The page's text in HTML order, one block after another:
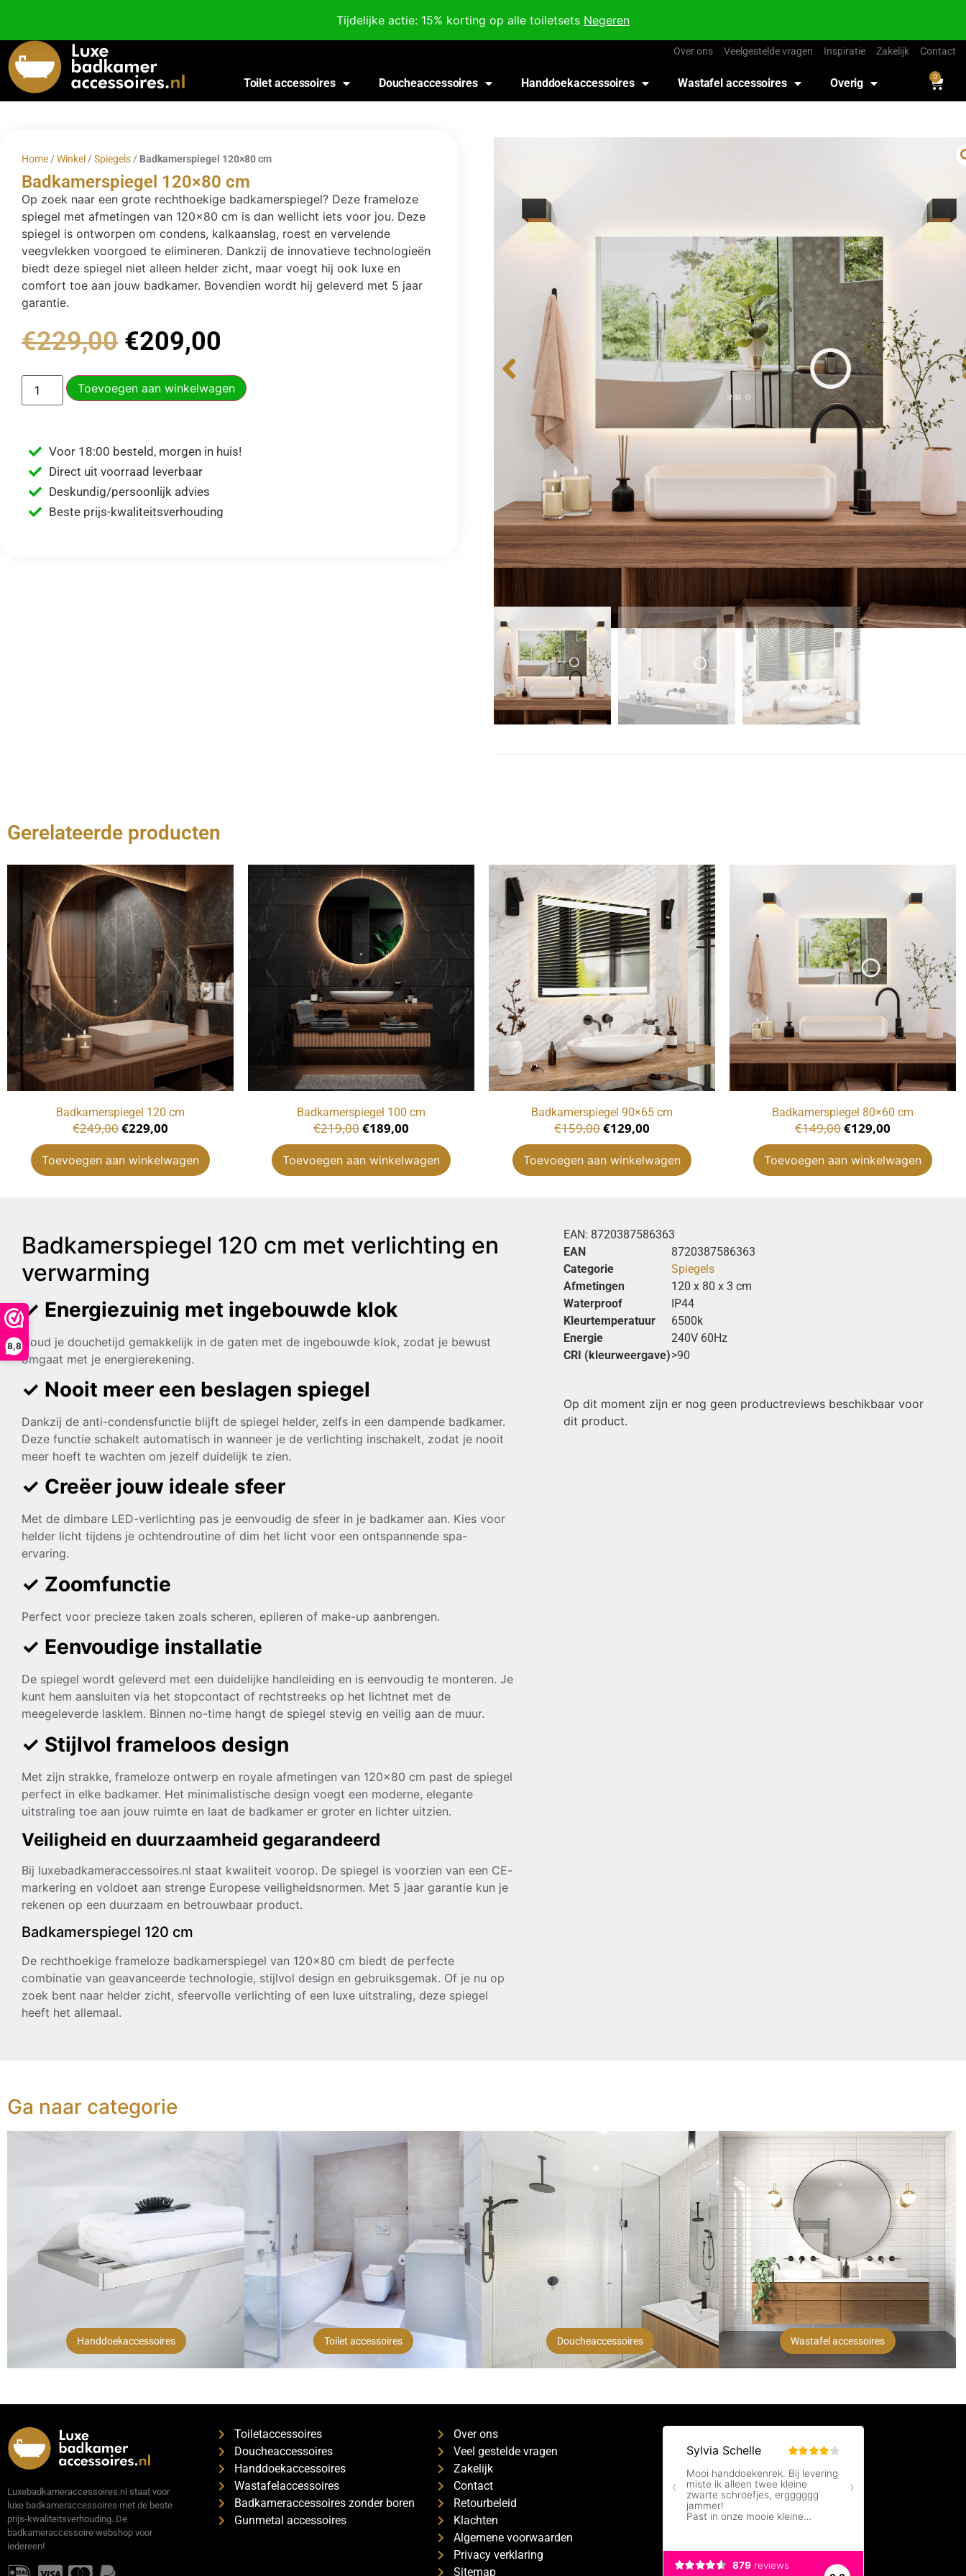
8,8
Tijdelijke actie: 15% korting op alle toiletsets Negeren
Voor 18:00 besteld, morgen in huis!
Over ons Veelgestelde vragen Inspiratie Zakelijk Contact
Toilet accessoires Doucheaccessoires Handdoekaccessoires Wastafel accessoires Overig 0
Home/ Winkel / Spiegels/ Badkamerspiegel 120×80 cm
Badkamerspiegel 120×80 cm
Op zoek naar een grote rechthoekige badkamerspiegel? Deze frameloze
spiegel met afmetingen van 120×80 cm is dan wellicht iets voor jou. Deze
spiegel is ontworpen om condens, kalkaanslag, roest en vervelende
veegvlekken voorgoed te elimineren. Dankzij de innovatieve technologieën
biedt deze spiegel niet alleen helder zicht, maar voegt hij ook luxe en
comfort toe aan jouw badkamer. Bovendien wordt hij geleverd met 5 jaar
garantie.
€229,00 €209,00
Toevoegen aan winkelwagen
Voor 18:00 besteld, morgen in huis!
Direct uit voorraad leverbaar
Deskundig/persoonlijk advies
Beste prijs-kwaliteitsverhouding
Gerelateerde producten
Badkamerspiegel 120 cm
€249,00€229,00
Toevoegen aan winkelwagen
Badkamerspiegel 100 cm
€219,00€189,00
Toevoegen aan winkelwagen
Badkamerspiegel 90×65 cm
€159,00€129,00
Toevoegen aan winkelwagen
Badkamerspiegel 80×60 cm
€149,00€129,00
Toevoegen aan winkelwagen
Badkamerspiegel 120 cm met verlichting en
verwarming
✓ Energiezuinig met ingebouwde klok
Houd je douchetijd gemakkelijk in de gaten met de ingebouwde klok, zodat je bewust
omgaat met je energierekening.
✓ Nooit meer een beslagen spiegel
Dankzij de anti-condensfunctie blijft de spiegel helder, zelfs in een dampende badkamer.
Deze functie schakelt automatisch in wanneer je de verlichting inschakelt, zodat je nooit
meer hoeft te wachten om jezelf duidelijk te zien.
✓ Creëer jouw ideale sfeer
Met de dimbare LED-verlichting pas je eenvoudig de sfeer in je badkamer aan. Kies voor
helder licht tijdens je ochtendroutine of dim het licht voor een ontspannende spa-
ervaring.
✓ Zoomfunctie
Perfect voor precieze taken zoals scheren, epileren of make-up aanbrengen.
✓ Eenvoudige installatie
De spiegel wordt geleverd met een duidelijke handleiding en is eenvoudig te monteren. Je
kunt hem aansluiten via het stopcontact of rechtstreeks op het lichtnet met de
meegeleverde lasklem. Binnen no-time hangt de spiegel stevig en veilig aan de muur.
✓ Stijlvol frameloos design
Met zijn strakke, frameloze ontwerp en royale afmetingen van 120×80 cm past de spiegel
perfect in elke badkamer. Het minimalistische design voegt een moderne, elegante
uitstraling toe aan jouw ruimte en laat de badkamer er groter en lichter uitzien.
Veiligheid en duurzaamheid gegarandeerd
Bij luxebadkameraccessoires.nl staat kwaliteit voorop. De spiegel is voorzien van een CE-
markering en voldoet aan strenge Europese veiligheidsnormen. Met 5 jaar garantie kun je
rekenen op een duurzaam en betrouwbaar product.
Badkamerspiegel 120 cm
De rechthoekige frameloze badkamerspiegel van 120×80 cm biedt de perfecte
combinatie van geavanceerde technologie, stijlvol design en gebruiksgemak. Of je nu op
zoek bent naar helder zicht, sfeervolle verlichting of een luxe uitstraling, deze spiegel
heeft het allemaal.
EAN: 8720387586363
EAN
8720387586363
Categorie
Spiegels
Afmetingen
120 x 80 x 3 cm
Waterproof
IP44
Kleurtemperatuur
6500k
Energie
240V 60Hz
CRI (kleurweergave)>90
Op dit moment zijn er nog geen productreviews beschikbaar voor
dit product.
Ga naar categorie
Handdoekaccessoires Toilet accessoires Doucheaccessoires Wastafel accessoires
Luxebadkameraccessoires.nl staat voor
luxe badkameraccessoires met de beste
prijs-kwaliteitsverhouding. De
badkameraccessoire webshop voor
iedereen!
Toiletaccessoires
Doucheaccessoires
Handdoekaccessoires
Wastafelaccessoires
Badkameraccessoires zonder boren
Gunmetal accessoires
Over ons
Veel gestelde vragen
Zakelijk
Contact
Retourbeleid
Klachten
Algemene voorwaarden
Privacy verklaring
Sitemap